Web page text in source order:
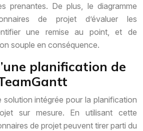
prenantes. De plus, le diagramme
de projet d’évaluer les
une remise au point, et de
souple en conséquence.
planification de
intégrée pour la planification
sur mesure. En utilisant cette
de projet peuvent tirer parti du